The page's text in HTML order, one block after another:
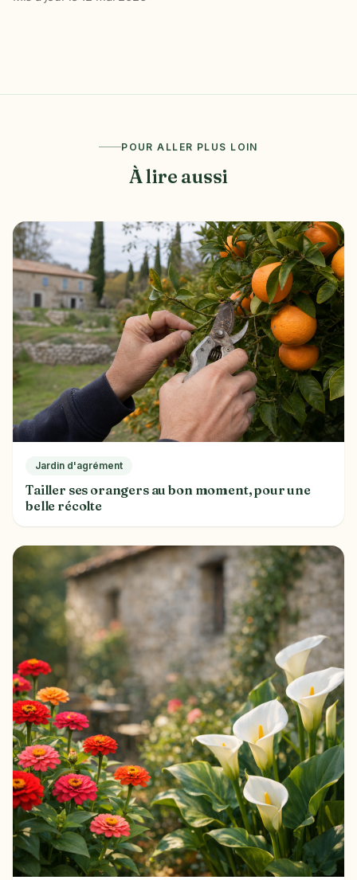
POUR ALLER PLUS LOIN
À lire aussi
Jardin d'agrément
Tailler ses orangers au bon moment, pour une
belle récolte